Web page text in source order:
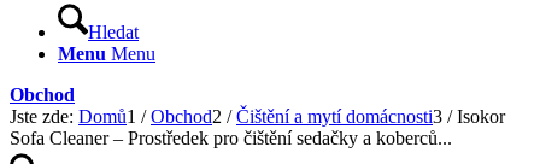
Hledat
Menu Menu
Obchod
Jste zde: Domů1 / Obchod2 / Čištění a mytí domácnosti3 / Isokor
Sofa Cleaner – Prostředek pro čištění sedačky a koberců...